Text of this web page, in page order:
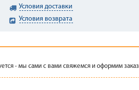
Условия доставки
Условия возврата
- мы сами с вами свяжемся и оформим